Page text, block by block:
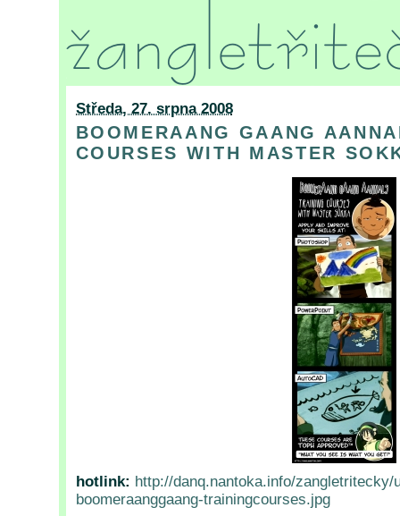
Středa, 27. srpna 2008
BOOMERAANG GAANG
COURSES WITH MASTER
hotlink: http://danq.nantoka.info/zangletritecky/
boomeraanggaang-trainingcourses.jpg